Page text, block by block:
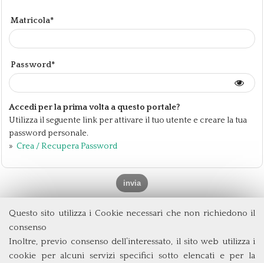
Questo sito utilizza i Cookie necessari che non richiedono il
consenso
Inoltre, previo consenso dell’interessato, il sito web utilizza i
cookie per alcuni servizi specifici sotto elencati e per la
Matricola*
Password*
Accedi per la prima volta a questo portale?
Utilizza il seguente link per attivare il tuo utente e creare la tua
password personale.
» Crea / Recupera Password
Università degli Studi di Roma Tor Vergata
Via Columbia, 2